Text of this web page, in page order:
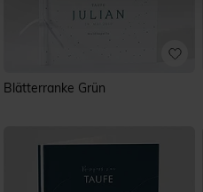
Blätterranke Grün